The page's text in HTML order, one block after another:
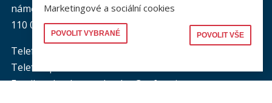
náměstí Curieových 901/7, Staré Město
110 00 Praha 1
Telefon: +420 221 005 111
Telefon podatelna:
Email podatelna: podatelna@prf.cuni.cz
Marketingové a sociální cookies
POVOLIT VYBRANÉ POVOLIT VŠE